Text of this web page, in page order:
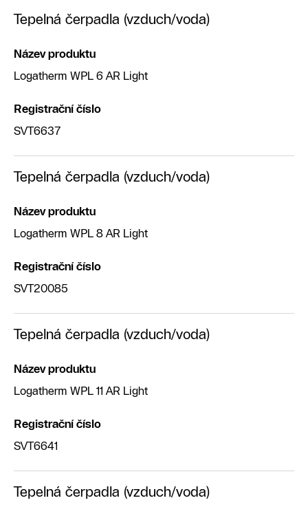
Tepelná čerpadla (vzduch/voda)
Název produktu
Logatherm WPL 6 AR Light
Registrační číslo
SVT6637
Tepelná čerpadla (vzduch/voda)
Název produktu
Logatherm WPL 8 AR Light
Registrační číslo
SVT20085
Tepelná čerpadla (vzduch/voda)
Název produktu
Logatherm WPL 11 AR Light
Registrační číslo
SVT6641
Tepelná čerpadla (vzduch/voda)